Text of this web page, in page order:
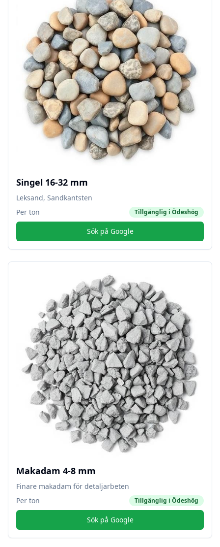
Singel 16-32 mm
Leksand, Sandkantsten
Per ton
Tillgänglig i Ödeshög
Sök på Google
Makadam 4-8 mm
Finare makadam för detaljarbeten
Per ton
Tillgänglig i Ödeshög
Sök på Google